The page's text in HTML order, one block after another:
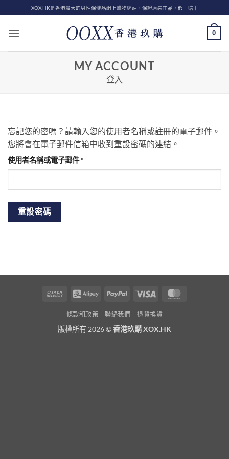
to
content
XOX.HK是香港最大的男性保健品網上購物網站、保證原裝正品，假一賠十
0
MY ACCOUNT
登入
忘記您的密嗎？請輸入您的使用者名稱或註冊的電子郵件。
您將會在電子郵件信箱中收到重設密碼的連結。
使用者名稱或電子郵件*
填
重設密碼
Cash
Delivery
Alipay PayPal Visa
條款和政策 聯絡我們 退貨換貨
版權所有 2026 ©香港玖購 XOX.HK